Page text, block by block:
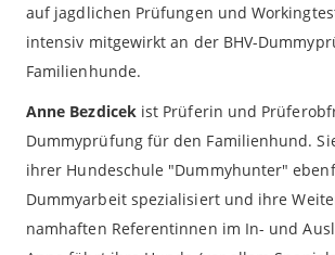
auf jagdlichen Prüfungen und
intensiv mitgewirkt an der BHV-
Familienhunde.
Anne Bezdicekist Prüferin und
Dummyprüfung für den Familienhund.
ihrer Hundeschule "Dummyhunter"
Dummyarbeit spezialisiert und ihre
namhaften Referentinnen im In- und